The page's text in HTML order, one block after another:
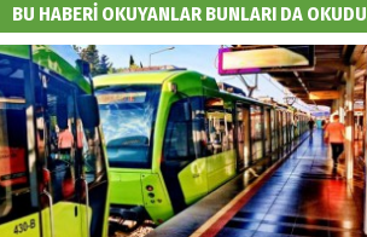
BU HABERİ OKUYANLAR BUNLARI DA OKUDU